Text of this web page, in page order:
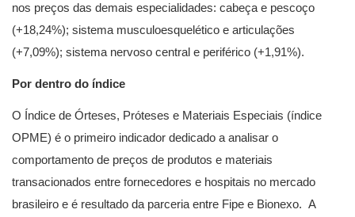
nos preços das demais especialidades: cabeça e pescoço
(+18,24%); sistema musculoesquelético e articulações
(+7,09%); sistema nervoso central e periférico (+1,91%).
Por dentro do índice
O Índice de Órteses, Próteses e Materiais Especiais (índice
OPME) é o primeiro indicador dedicado a analisar o
comportamento de preços de produtos e materiais
transacionados entre fornecedores e hospitais no mercado
brasileiro e é resultado da parceria entre Fipe e Bionexo. A